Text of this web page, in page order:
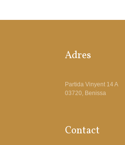
Adres
Partida Vinyent 14 A
03720, Benissa
Contact